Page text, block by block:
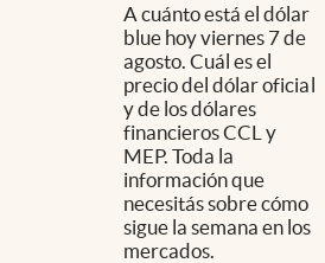
A cuánto está el dólar
blue hoy viernes 7 de
agosto. Cuál es el
precio del dólar oficial
y de los dólares
financieros CCL y
MEP. Toda la
información que
necesitás sobre cómo
sigue la semana en los
mercados.